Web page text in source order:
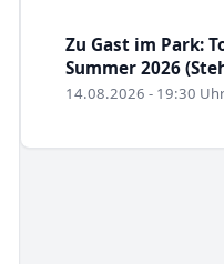
Zu Gast im Park:
Summer 2026
14.08.2026 - 19:30 Uhr